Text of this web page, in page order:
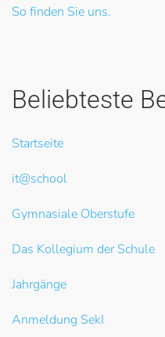
So finden Sie uns.
Beliebteste
Startseite
it@school
Gymnasiale Oberstufe
Das Kollegium der Schule
Jahrgänge
Anmeldung SekI